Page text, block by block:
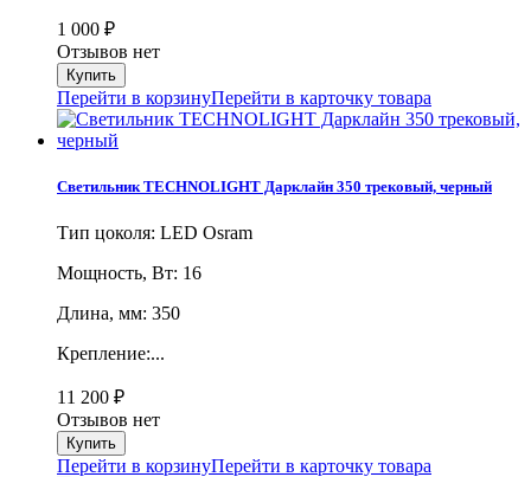
1 000 ₽
Отзывов нет
Перейти в корзинуПерейти в карточку товара
Светильник TECHNOLIGHT Дарклайн 350 трековый, черный
Тип цоколя: LED Osram
Мощность, Вт: 16
Длина, мм: 350
Крепление:...
11 200 ₽
Отзывов нет
Перейти в корзинуПерейти в карточку товара